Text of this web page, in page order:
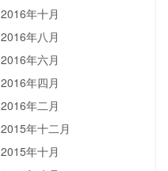
2016年十月
2016年八月
2016年六月
2016年四月
2016年二月
2015年十二月
2015年十月